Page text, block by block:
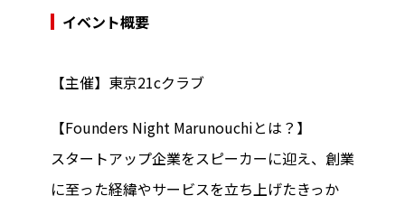
イベント概要
【主催】東京21cクラブ
【Founders Night Marunouchiとは？】
スタートアップ企業をスピーカーに迎え、創業
に至った経緯やサービスを立ち上げたきっか